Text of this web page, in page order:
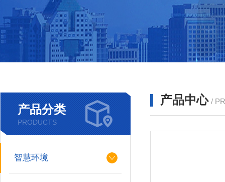
产品分类
PRODUCTS
智慧环境
产品中心 /